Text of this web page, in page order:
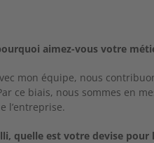
aimez-vous votre
mon équipe, nous
ce biais, nous sommes en
l’entreprise.
quelle est votre devise pour